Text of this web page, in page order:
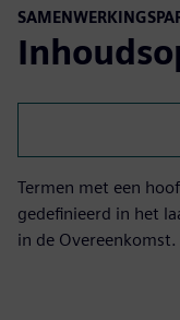
Termen met een
gedefinieerd in het
in de Overeenkomst.